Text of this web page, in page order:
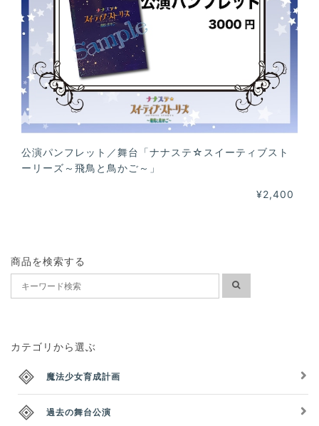
公演パンフレット／舞台「ナナステ☆スイーティブスト
ーリーズ～飛鳥と鳥かご～」
¥2,400
商品を検索する
カテゴリから選ぶ
魔法少女育成計画
過去の舞台公演